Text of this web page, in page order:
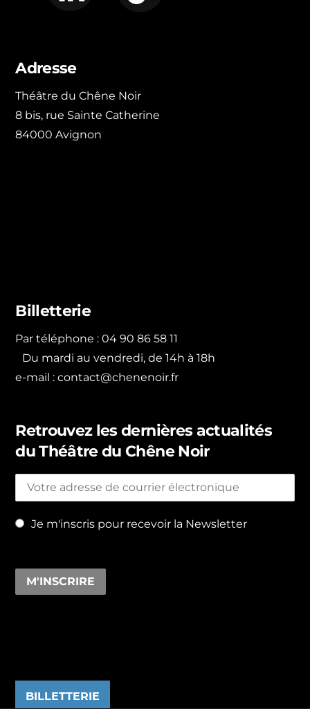
Adresse
Théâtre du Chêne Noir
8 bis, rue Sainte Catherine
84000 Avignon
Billetterie
Par téléphone : 04 90 86 58 11
Du mardi au vendredi, de 14h à 18h
e-mail :contact@chenenoir.fr
Retrouvez les dernières actualités
du Théâtre du Chêne Noir
Je m'inscris pour recevoir la Newsletter
BILLETTERIE